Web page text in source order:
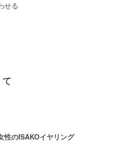
せる
性のISAKOイヤリング